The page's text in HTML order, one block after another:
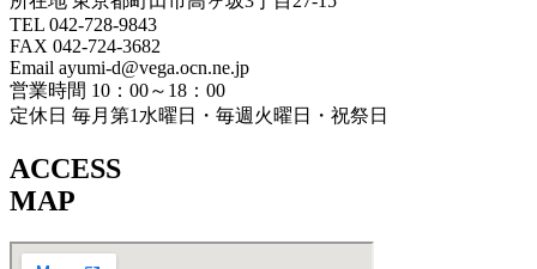
TEL 042-728-9843
FAX 042-724-3682
Email ayumi-d@vega.ocn.ne.jp
営業時間 10：00～18：00
定休日 毎月第1水曜日・毎週火曜日・祝祭日
ACCESS
MAP